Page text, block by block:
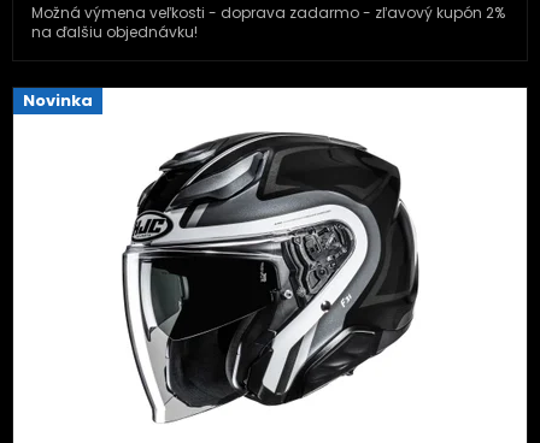
Možná výmena veľkosti - doprava zadarmo - zľavový kupón 2%
na ďalšiu objednávku!
Novinka